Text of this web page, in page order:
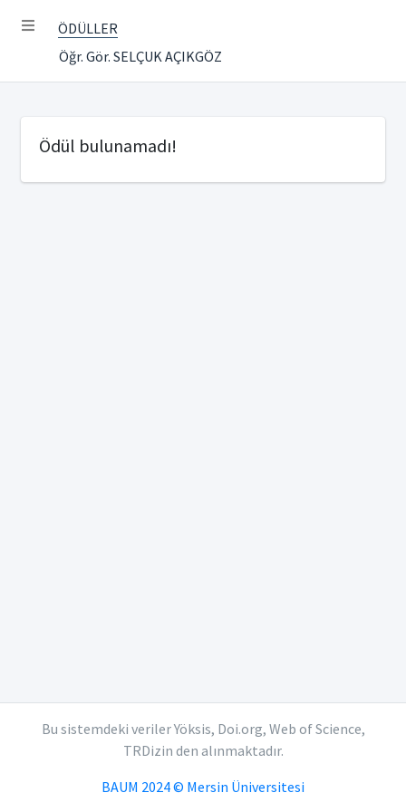
ÖDÜLLER
Öğr. Gör. SELÇUK AÇIKGÖZ
Ödül bulunamadı!
Bu sistemdeki veriler Yöksis, Doi.org, Web of Science,
TRDizin den alınmaktadır.
BAUM 2024 © Mersin Üniversitesi